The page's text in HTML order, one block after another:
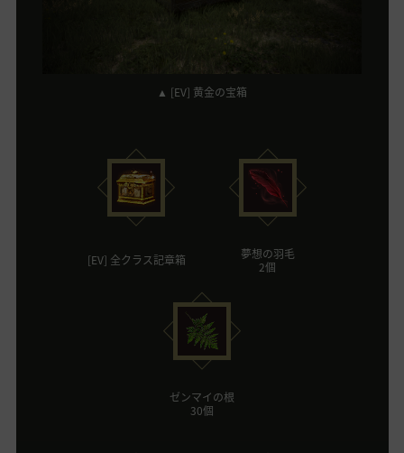
▲ [EV] 黄金の宝箱
[EV] 全クラス記章箱
夢想の羽毛
2個
ゼンマイの根
30個